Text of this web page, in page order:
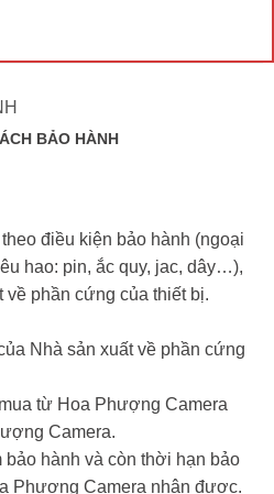
BẢO HÀNH
điều kiện bảo hành (ngoại
hao: pin, ắc quy, jac, dây…),
về phần cứng của thiết bị.
Nhà sản xuất về phần cứng
từ Hoa Phượng Camera
Camera.
bảo hành và còn thời hạn bảo
Phượng Camera nhận được.